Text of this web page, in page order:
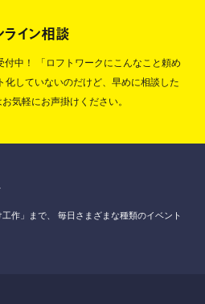
ライン相談
中！
「ロフトワークにこんなこと頼め
化していないのだけど、早めに相談した
気軽にお声掛けください。
作」まで、
毎日さまざまな種類のイベント